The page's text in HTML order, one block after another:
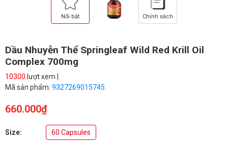
Nổi bật Chính sách
Dầu Nhuyễn Thể Springleaf Wild Red Krill Oil
Complex 700mg
10300 lượt xem |
Mã sản phẩm: 9327269015745
660.000₫
Size: 60 Capsules